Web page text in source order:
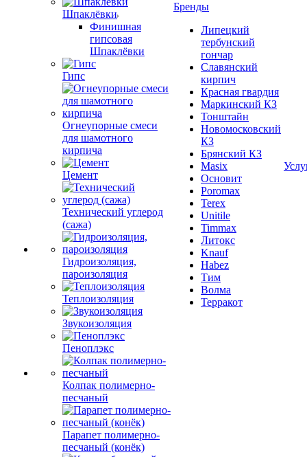
Шпаклёвки
Финишная
гипсовая
Шпаклёвки
Гипс
Огнеупорные смеси
для шамотного
кирпича
Цемент
Технический углерод
(сажа)
Гидроизоляция,
пароизоляция
Теплоизоляция
Звукоизоляция
Пеноплэкс
Колпак полимерно-
песчаный
Парапет полимерно-
песчаный (конёк)
Бренды
Липецкий
тербунский
гончар
Славянский
кирпич
Красная гвардия
Маркинский КЗ
Тонштайн
Новомосковский
КЗ
Брянский КЗ
Masix
Основит
Poromax
Terex
Unitile
Timmax
Литокс
Knauf
Habez
Тим
Волма
Терракот